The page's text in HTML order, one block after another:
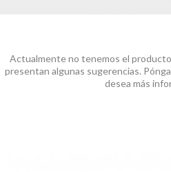
Actualmente no tenemos el
presentan algunas sugerencias.
desea más